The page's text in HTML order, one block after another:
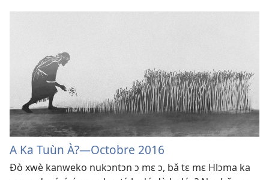
A Ka Tuùn À?—Octobre 2016
Ðò xwè kanweko nukɔntɔn ɔ mɛ ɔ, bǎ tɛ mɛ Hlɔma ka